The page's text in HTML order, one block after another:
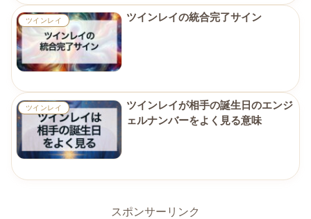
ツインレイ ツインレイの統合完了サイン
ツインレイ
ツインレイが相手の誕生日のエンジ
ェルナンバーをよく見る意味
スポンサーリンク